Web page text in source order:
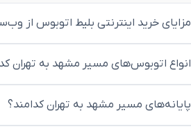
مزایای خرید اینترنتی بلیط اتوبوس از وب‌سایت
انواع اتوبوس‌های مسیر مشهد به تهران
پایانه‌های مسیر مشهد به تهران کدامند؟